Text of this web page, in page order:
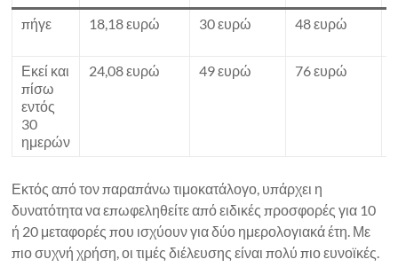
πήγε
18,18 ευρώ 30 ευρώ 48 ευρώ
Εκεί και
πίσω
εντός
30
ημερών
24,08 ευρώ 49 ευρώ 76 ευρώ
Εκτός από τον παραπάνω τιμοκατάλογο, υπάρχει η
δυνατότητα να επωφεληθείτε από ειδικές προσφορές για 10
ή 20 μεταφορές που ισχύουν για δύο ημερολογιακά έτη. Με
πιο συχνή χρήση, οι τιμές διέλευσης είναι πολύ πιο ευνοϊκές.